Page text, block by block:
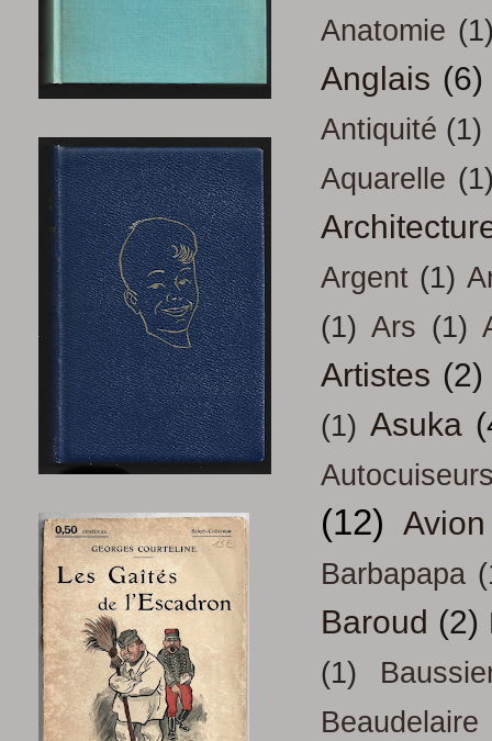
Anatomie
Anglais (6)
Antiquité (1)
Aquarelle
Argent (1)
(1) Ars (1)
Artistes (2)
(1) Asuka
(12) Avion
Barbapapa
Baroud (2)
(1)
Beaudelaire